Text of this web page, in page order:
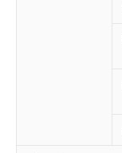
ご利
以下の条
対応
非含有に
対応予定
有に対応
対応予定
非含有に